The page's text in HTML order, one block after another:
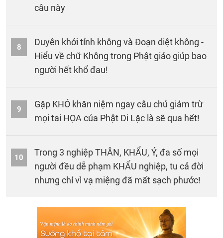
câu này
8
Duyên khởi tính không và Đoạn diệt không -
Hiểu về chữ Không trong Phật giáo giúp bao
người hết khổ đau!
9
Gặp KHÓ khăn niệm ngay câu chú giảm trừ
mọi tai HỌA của Phật Di Lặc là sẽ qua hết!
10
Trong 3 nghiệp THÂN, KHẨU, Ý, đa số mọi
người đều dễ phạm KHẨU nghiệp, tu cả đời
nhưng chỉ vì vạ miệng đã mất sạch phước!